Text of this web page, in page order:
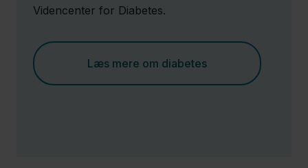
Presse
Videncenter for Diabetes.
Læs mere om diabetes